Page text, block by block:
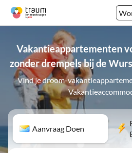
Vakantieappartementen
zonder drempels bij de
Vind je droom-
Aanvraag Doen